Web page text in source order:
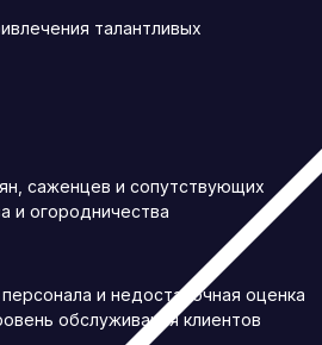
талантливых
саженцев и сопутствующих
и огородничества
и недостаточная оценка
обслуживания клиентов